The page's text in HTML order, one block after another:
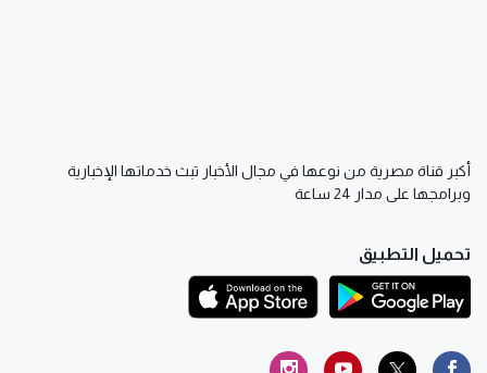
أكبر قناة مصرية من نوعها في مجال الأخبار تبث خدماتها الإخبارية
وبرامجها على مدار 24 ساعة
تحميل التطبيق